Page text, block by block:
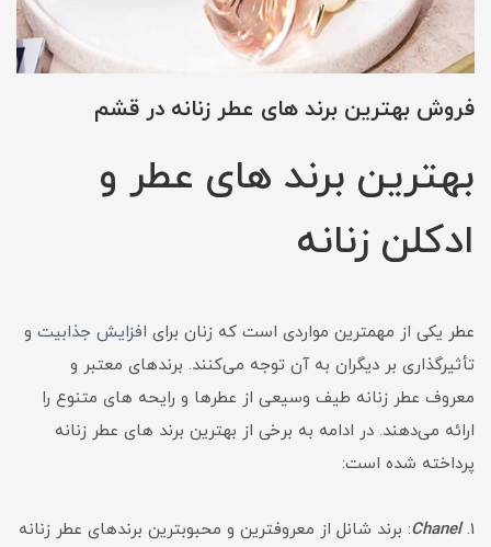
فروش بهترین برند های عطر زنانه در قشم
بهترین برند های عطر و
ادکلن زنانه
عطر یکی از مهمترین مواردی است که زنان برای افزایش جذابیت و
تأثیرگذاری بر دیگران به آن توجه می‌کنند. برندهای معتبر و
معروف عطر زنانه طیف وسیعی از عطرها و رایحه های متنوع را
ارائه می‌دهند. در ادامه به برخی از بهترین برند های عطر زنانه
پرداخته شده است:
1.
Chanel: برند شانل از معروفترین و محبوبترین برندهای عطر زنانه